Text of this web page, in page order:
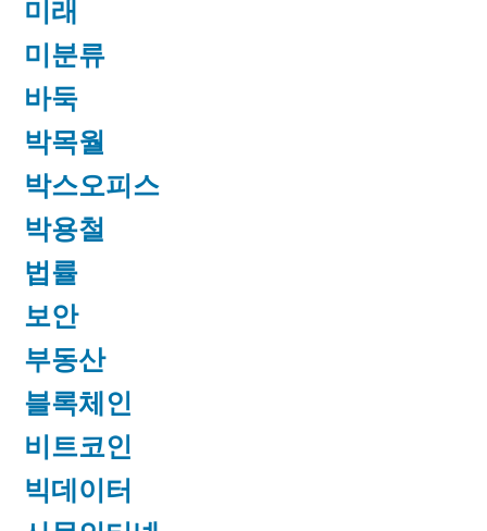
미래
미분류
바둑
박목월
박스오피스
박용철
법률
보안
부동산
블록체인
비트코인
빅데이터